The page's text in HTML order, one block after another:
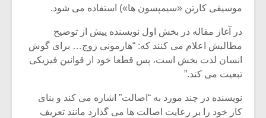
موسیقی کارتن «سیمپسون ها») استفاده می شود.
در آغاز مقاله در بخش اول نویسنده پیش از توضیح
مطالبش اعلام می کنند که: “هارمونی زوج… برای گوش
انسان لذت بخش است، پس قطعا خود از قوانین فیزیکی
تبعیت می کند.”
نویسنده در چند مورد به “اصالت” اشاره می کند و بنای
کار خود را بر رعایت اصالت ها می گذارد مانند تعریف